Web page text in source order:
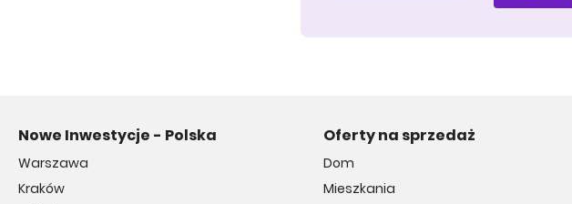
Nowe Inwestycje - Polska
Warszawa
Kraków
Oferty na sprzedaż
Dom
Mieszkania